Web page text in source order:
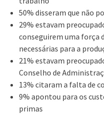
50% disseram que não
29% estavam
conseguirem uma força
necessárias para a
21% estavam
Conselho de
13% citaram a falta de
9% apontou para os
primas